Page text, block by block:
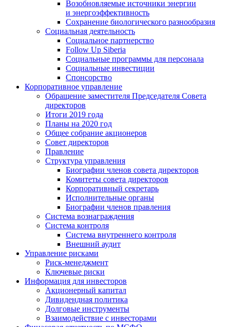
Возобновляемые источники энергии
и энергоэффективность
Сохранение биологического разнообразия
Социальная деятельность
Социальное партнерство
Follow Up Siberia
Социальные программы для персонала
Социальные инвестиции
Спонсорство
Корпоративное управление
Обращение заместителя Председателя Совета
директоров
Итоги 2019 года
Планы на 2020 год
Общее собрание акционеров
Совет директоров
Правление
Структура управления
Биографии членов совета директоров
Комитеты совета директоров
Корпоративный секретарь
Исполнительные органы
Биографии членов правления
Система вознаграждения
Система контроля
Система внутреннего контроля
Внешний аудит
Управление рисками
Риск-менеджмент
Ключевые риски
Информация для инвесторов
Акционерный капитал
Дивидендная политика
Долговые инструменты
Взаимодействие с инвеcторами